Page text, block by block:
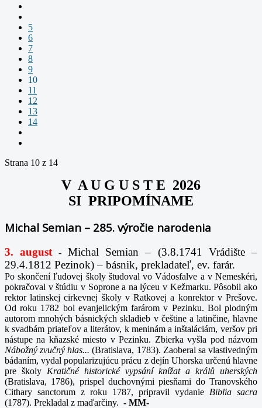
5
6
7
8
9
10
11
12
13
14
Strana 10 z 14
V A U G U S T E 2026
SI PRIPOMÍNAME
Michal Semian – 285. výročie narodenia
3. august -Michal Semian – (3.8.1741 Vrádište –
29.4.1812 Pezinok) – básnik, prekladateľ, ev. farár.
Po skončení ľudovej školy študoval vo Vádosfalve a v Nemeskéri,
pokračoval v štúdiu v Soprone a na lýceu v Kežmarku. Pôsobil ako
rektor latinskej cirkevnej školy v Ratkovej a konrektor v Prešove.
Od roku 1782 bol evanjelickým farárom v Pezinku. Bol plodným
autorom mnohých básnických skladieb v češtine a latinčine, hlavne
k svadbám priateľov a literátov, k meninám a inštaláciám, veršov pri
nástupe na kňazské miesto v Pezinku. Zbierka vyšla pod názvom
Nábožný zvučný hlas...(Bratislava, 1783). Zaoberal sa vlastivedným
bádaním, vydal popularizujúcu prácu z dejín Uhorska určenú hlavne
pre školy Kratičné historické vypsání knížat a králů uherských
(Bratislava, 1786), prispel duchovnými piesňami do Tranovského
Cithary sanctorum z roku 1787, pripravil vydanie Biblia sacra
(1787). Prekladal z maďarčiny. - MM-